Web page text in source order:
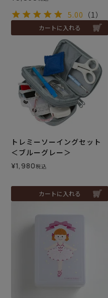
5.00 （1）
カートに入れる
トレミーソーイングセット
＜ブルーグレー＞
¥1,980税込
カートに入れる